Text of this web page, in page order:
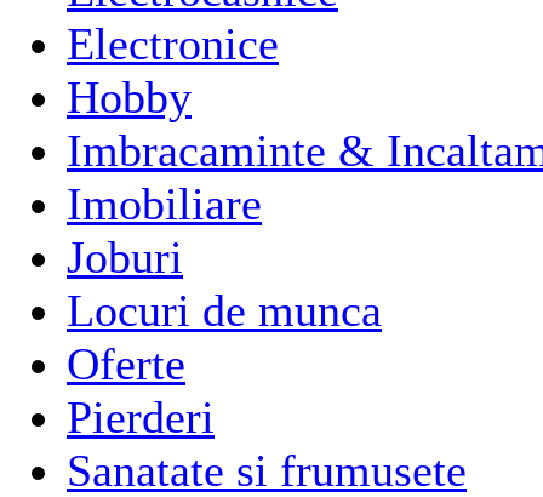
Electronice
Hobby
Imbracaminte &
Imobiliare
Joburi
Locuri de munca
Oferte
Pierderi
Sanatate si frumusete